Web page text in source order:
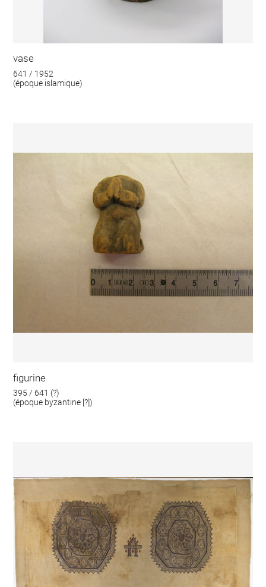
vase
641 / 1952
(époque islamique)
figurine
395 / 641 (?)
(époque byzantine [?])